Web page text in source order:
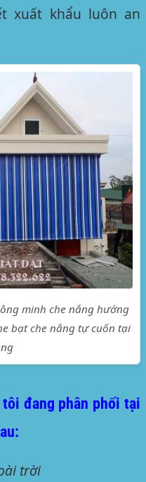
xuất khẩu luôn an
minh che nắng hướng
bạt che nắng tự cuốn tại
đang phân phối tại
trời